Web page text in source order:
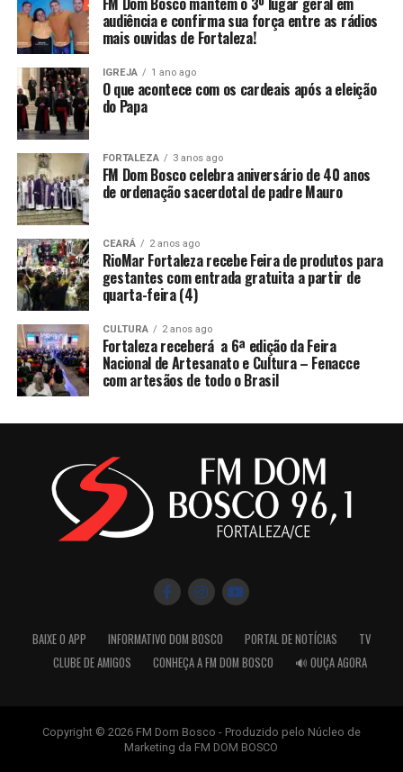
audiência e confirma sua força entre as rádios
mais ouvidas de Fortaleza!
IGREJA 1 ano ago
O que acontece com os cardeais após a eleição
do Papa
FORTALEZA 3 anos ago
FM Dom Bosco celebra aniversário de 40 anos
de ordenação sacerdotal de padre Mauro
CEARÁ 2 anos ago
RioMar Fortaleza recebe Feira de produtos para
gestantes com entrada gratuita a partir de
quarta-feira (4)
CULTURA 2 anos ago
Fortaleza receberá a 6ª edição da Feira
Nacional de Artesanato e Cultura – Fenacce
com artesãos de todo o Brasil
BAIXE O APP INFORMATIVO DOM BOSCO PORTAL DE NOTÍCIAS
TV
CLUBE DE AMIGOS
CONHEÇA A FM DOM BOSCO 🔊 OUÇA AGORA
Copyright © 2026 FM Dom Bosco - Produzido pelo Núcleo de
Marketing da FM DOM BOSCO